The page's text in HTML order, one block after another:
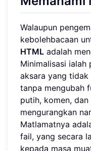
Walaupun
kebolehbacaan
HTML adalah
Minimalisasi ialah
aksara yang
tanpa mengubah
putih, komen,
mengurangkan
Matlamatnya
fail, yang secara
kepada masa